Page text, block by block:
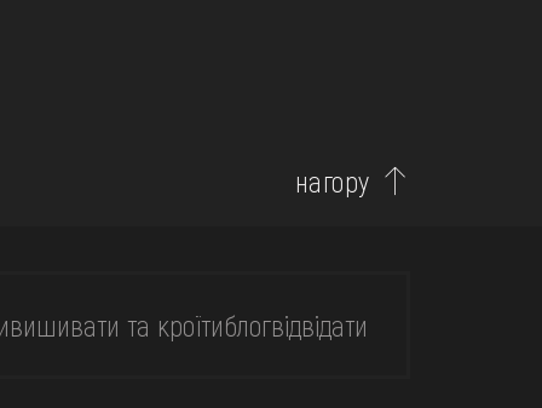
нагору
вишивати та кроїтиблогвідвідати